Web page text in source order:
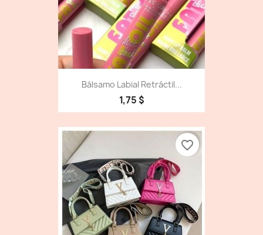
Bálsamo Labial Retráctil...
1,75 $
favorite_border